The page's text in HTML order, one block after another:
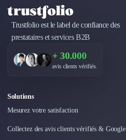
Expertise Comptable
Subventions & Aides
Levée de fonds
Droit des Affaires
Externalisation Administrative
Direction Financière Externalisée (DAF)
Droit Commercial
Droit du Travail
Trustfolio est le label de confiance des
prestataires et services B2B
+ 30.000
avis clients vérifiés.
Solutions
Mesurez votre satisfaction
Collectez des avis clients vérifiés & Google